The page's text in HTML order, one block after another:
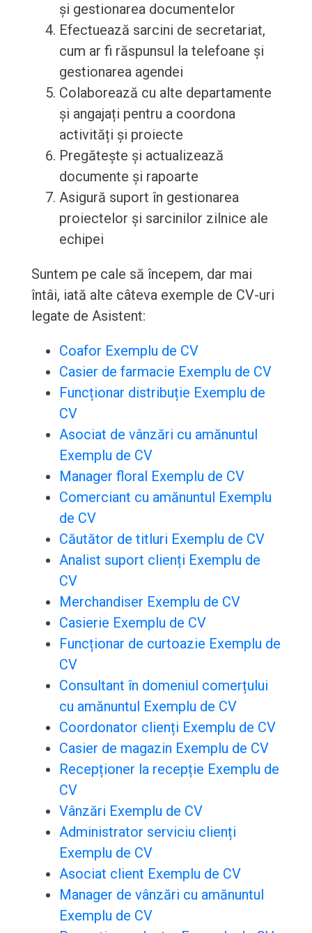
și gestionarea documentelor
Efectuează sarcini de secretariat,
cum ar fi răspunsul la telefoane și
gestionarea agendei
Colaborează cu alte departamente
și angajați pentru a coordona
activități și proiecte
Pregătește și actualizează
documente și rapoarte
Asigură suport în gestionarea
proiectelor și sarcinilor zilnice ale
echipei
Suntem pe cale să începem, dar mai
întâi, iată alte câteva exemple de CV-uri
legate de Asistent:
Coafor Exemplu de CV
Casier de farmacie Exemplu de CV
Funcționar distribuție Exemplu de
CV
Asociat de vânzări cu amănuntul
Exemplu de CV
Manager floral Exemplu de CV
Comerciant cu amănuntul Exemplu
de CV
Căutător de titluri Exemplu de CV
Analist suport clienți Exemplu de
CV
Merchandiser Exemplu de CV
Casierie Exemplu de CV
Funcționar de curtoazie Exemplu de
CV
Consultant în domeniul comerțului
cu amănuntul Exemplu de CV
Coordonator clienți Exemplu de CV
Casier de magazin Exemplu de CV
Recepționer la recepție Exemplu de
CV
Vânzări Exemplu de CV
Administrator serviciu clienți
Exemplu de CV
Asociat client Exemplu de CV
Manager de vânzări cu amănuntul
Exemplu de CV